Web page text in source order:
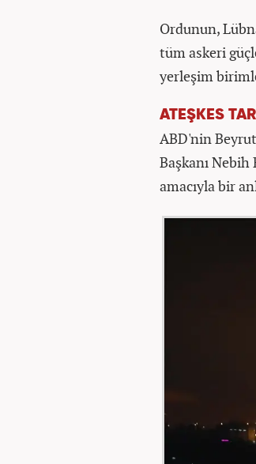
Ordunun,
tüm askeri
yerleşim
ATEŞKES
ABD'nin
Başkanı
amacıyla bir